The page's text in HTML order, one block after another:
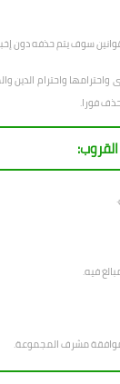
سوف يتم حذفه دون
واحترامها واحترام
فورا.
فيه.
مشرف المجموعة.